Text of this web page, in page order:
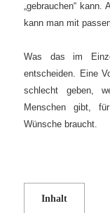
„gebrauchen“
kann man mit
Was das im
entscheiden. Eine
schlecht geben,
Menschen gibt,
Wünsche braucht.
Inhalt